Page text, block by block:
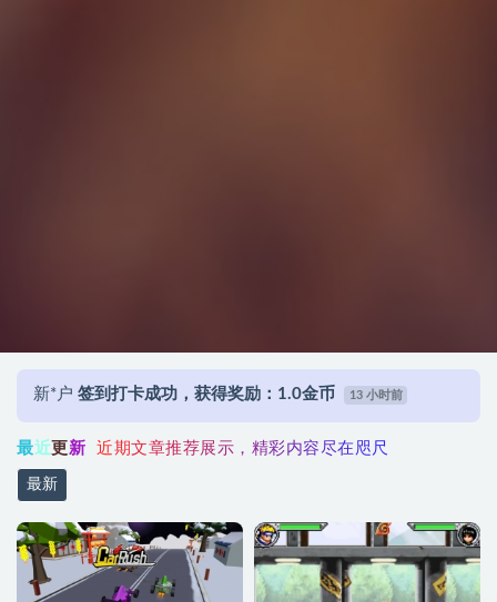
新*户 签到打卡成功，获得奖励：1.0金币 2 小时前
新*户 签到打卡成功，获得奖励：1.0金币 13 小时前
最近更 新 近期文章推荐展示 ， 精彩内容 尽在 咫 尺
最新